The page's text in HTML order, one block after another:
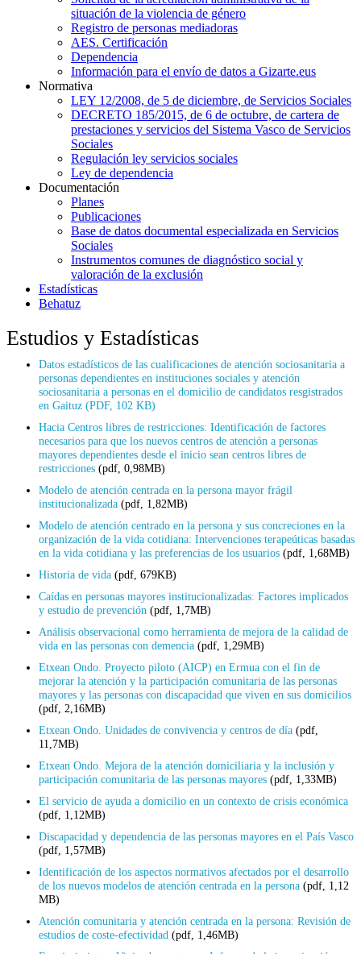
situación de la violencia de género
Registro de personas mediadoras
AES. Certificación
Dependencia
Información para el envío de datos a Gizarte.eus
Normativa
LEY 12/2008, de 5 de diciembre, de Servicios Sociales
DECRETO 185/2015, de 6 de octubre, de cartera de
prestaciones y servicios del Sistema Vasco de Servicios
Sociales
Regulación ley servicios sociales
Ley de dependencia
Documentación
Planes
Publicaciones
Base de datos documental especializada en Servicios
Sociales
Instrumentos comunes de diagnóstico social y
valoración de la exclusión
Estadísticas
Behatuz
Estudios y Estadísticas
Datos estadísticos de las cualificaciones de atención sociosanitaria a
personas dependientes en instituciones sociales y atención
sociosanitaria a personas en el domicilio de candidatos resgistrados
en Gaituz (PDF, 102 KB)
Hacia Centros libres de restricciones: Identificación de factores
necesarios para que los nuevos centros de atención a personas
mayores dependientes desde el inicio sean centros libres de
restricciones (pdf, 0,98MB)
Modelo de atención centrada en la persona mayor frágil
institucionalizada (pdf, 1,82MB)
Modelo de atención centrado en la persona y sus concreciones en la
organización de la vida cotidiana: Intervenciones terapeúticas basadas
en la vida cotidiana y las preferencias de los usuarios (pdf, 1,68MB)
Historia de vida (pdf, 679KB)
Caídas en personas mayores institucionalizadas: Factores implicados
y estudio de prevención (pdf, 1,7MB)
Análisis observacional como herramienta de mejora de la calidad de
vida en las personas con demencia (pdf, 1,29MB)
Etxean Ondo. Proyecto piloto (AICP) en Ermua con el fin de
mejorar la atención y la participación comunitaria de las personas
mayores y las personas con discapacidad que viven en sus domicilios
(pdf, 2,16MB)
Etxean Ondo. Unidades de convivencia y centros de día (pdf,
11,7MB)
Etxean Ondo. Mejora de la atención domiciliaria y la inclusión y
participación comunitaria de las personas mayores (pdf, 1,33MB)
El servicio de ayuda a domicilio en un contexto de crisis económica
(pdf, 1,12MB)
Discapacidad y dependencia de las personas mayores en el País Vasco
(pdf, 1,57MB)
Identificación de los aspectos normativos afectados por el desarrollo
de los nuevos modelos de atención centrada en la persona (pdf, 1,12
MB)
Atención comunitaria y atención centrada en la persona: Revisión de
estudios de coste-efectividad (pdf, 1,46MB)